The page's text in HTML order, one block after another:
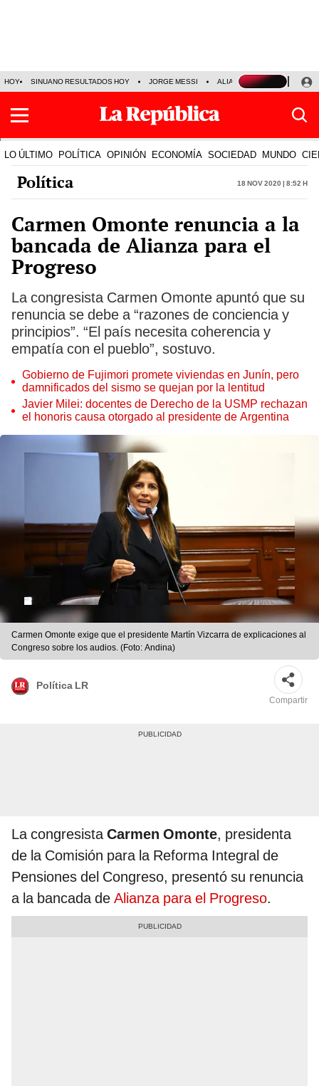
HOY SINUANO RESULTADOS HOY JORGE MESSI ALIANZA LIMA VS SPORT
LO ÚLTIMO POLÍTICA OPINIÓN ECONOMÍA SOCIEDAD MUNDO
Política 18 Nov 2020 | 8:52 h
Carmen Omonte renuncia a la
bancada de Alianza para el
Progreso
La congresista Carmen Omonte apuntó que su
renuncia se debe a “razones de conciencia y
principios”. “El país necesita coherencia y
empatía con el pueblo”, sostuvo.
Gobierno de Fujimori promete viviendas en Junín, pero
damnificados del sismo se quejan por la lentitud
Javier Milei: docentes de Derecho de la USMP rechazan
el honoris causa otorgado al presidente de Argentina
Carmen Omonte exige que el presidente Martín Vizcarra de explicaciones al
Congreso sobre los audios. (Foto: Andina)
Política LR
Compartir
La congresistaCarmen Omonte, presidenta
de la Comisión para la Reforma Integral de
Pensiones del Congreso, presentó su renuncia
a la bancada de Alianza para el Progreso.